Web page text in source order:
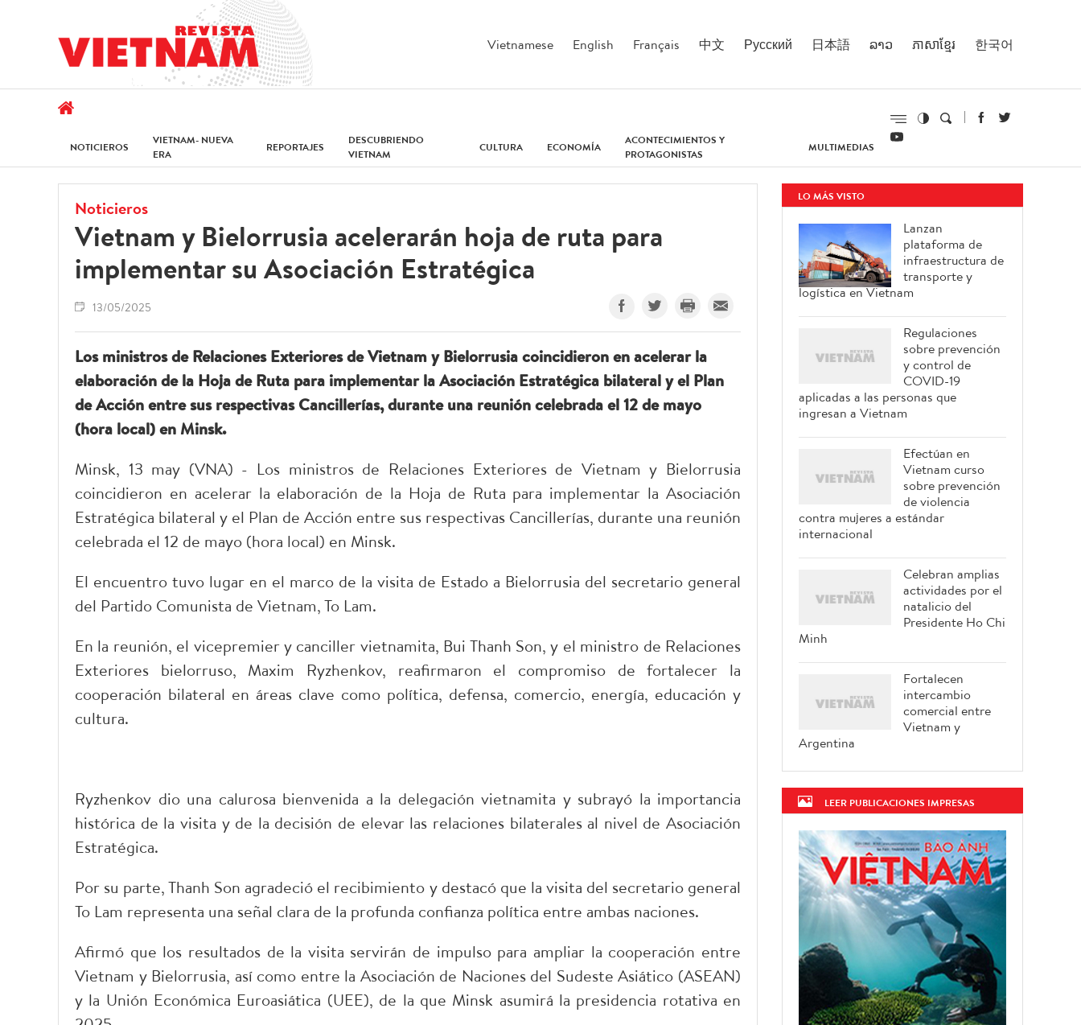
Vietnamese English Français 中文 Русский 日本語 ລາວ ភាសាខ្មែរ 한국어
NOTICIEROS
VIETNAM- NUEVA
ERA
REPORTAJES
DESCUBRIENDO
VIETNAM
CULTURA ECONOMÍA
ACONTECIMIENTOS Y
PROTAGONISTAS
MULTIMEDIAS
Noticieros
Vietnam y Bielorrusia acelerarán hoja de ruta para
implementar su Asociación Estratégica
13/05/2025
Los ministros de Relaciones Exteriores de Vietnam y Bielorrusia coincidieron en acelerar la
elaboración de la Hoja de Ruta para implementar la Asociación Estratégica bilateral y el Plan
de Acción entre sus respectivas Cancillerías, durante una reunión celebrada el 12 de mayo
(hora local) en Minsk.
Minsk, 13 may (VNA) - Los ministros de Relaciones Exteriores de Vietnam y Bielorrusia
coincidieron en acelerar la elaboración de la Hoja de Ruta para implementar la Asociación
Estratégica bilateral y el Plan de Acción entre sus respectivas Cancillerías, durante una reunión
celebrada el 12 de mayo (hora local) en Minsk.
El encuentro tuvo lugar en el marco de la visita de Estado a Bielorrusia del secretario general
del Partido Comunista de Vietnam, To Lam.
En la reunión, el vicepremier y canciller vietnamita, Bui Thanh Son, y el ministro de Relaciones
Exteriores bielorruso, Maxim Ryzhenkov, reafirmaron el compromiso de fortalecer la
cooperación bilateral en áreas clave como política, defensa, comercio, energía, educación y
cultura.
Ryzhenkov dio una calurosa bienvenida a la delegación vietnamita y subrayó la importancia
histórica de la visita y de la decisión de elevar las relaciones bilaterales al nivel de Asociación
Estratégica.
Por su parte, Thanh Son agradeció el recibimiento y destacó que la visita del secretario general
To Lam representa una señal clara de la profunda confianza política entre ambas naciones.
Afirmó que los resultados de la visita servirán de impulso para ampliar la cooperación entre
Vietnam y Bielorrusia, así como entre la Asociación de Naciones del Sudeste Asiático (ASEAN)
y la Unión Económica Euroasiática (UEE), de la que Minsk asumirá la presidencia rotativa en
LO MÁS VISTO
Lanzan
plataforma de
infraestructura de
transporte y
logística en Vietnam
Regulaciones
sobre prevención
y control de
COVID-19
aplicadas a las personas que
ingresan a Vietnam
Efectúan en
Vietnam curso
sobre prevención
de violencia
contra mujeres a estándar
internacional
Celebran amplias
actividades por el
natalicio del
Presidente Ho Chi
Minh
Fortalecen
intercambio
comercial entre
Vietnam y
Argentina
LEER PUBLICACIONES IMPRESAS